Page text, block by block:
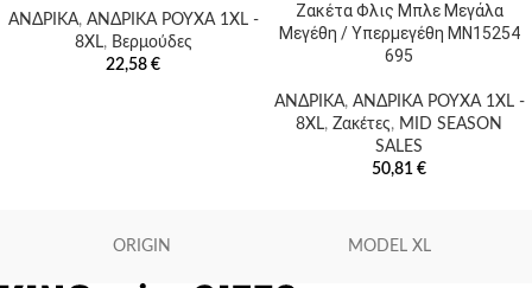
ΑΝΔΡΙΚΑ, ΑΝΔΡΙΚΑ ΡΟΥΧΑ 1XL -
8XL, Βερμούδες
22,58 €
Ζακέτα Φλις Μπλε Μεγάλα
Μεγέθη / Υπερμεγέθη MN15254
695
ΑΝΔΡΙΚΑ, ΑΝΔΡΙΚΑ ΡΟΥΧΑ 1XL -
8XL, Ζακέτες, MID SEASON
SALES
50,81 €
ORIGIN MODEL XL